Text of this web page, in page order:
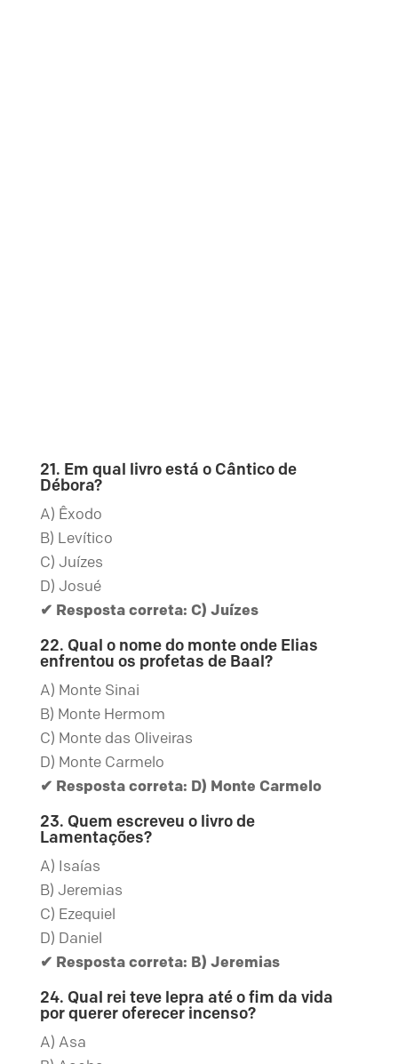
21. Em qual livro está o Cântico de
Débora?
A) Êxodo
B) Levítico
C) Juízes
D) Josué
✔ Resposta correta: C) Juízes
22. Qual o nome do monte onde Elias
enfrentou os profetas de Baal?
A) Monte Sinai
B) Monte Hermom
C) Monte das Oliveiras
D) Monte Carmelo
✔ Resposta correta: D) Monte Carmelo
23. Quem escreveu o livro de
Lamentações?
A) Isaías
B) Jeremias
C) Ezequiel
D) Daniel
✔ Resposta correta: B) Jeremias
24. Qual rei teve lepra até o fim da vida
por querer oferecer incenso?
A) Asa